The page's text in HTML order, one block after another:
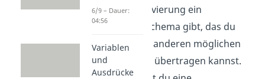
Speicherreservierung ein
allgemeines Schema gibt, das du
später auf die anderen möglichen
Arbeitsweisen übertragen kannst.
6/9 – Dauer:
04:56
Variablen
und
Ausdrücke